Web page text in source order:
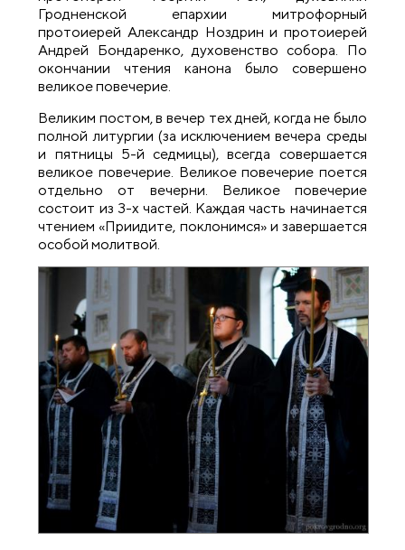
Гродненской епархии митрофорный
протоиерей Александр Ноздрин и протоиерей
Андрей Бондаренко, духовенство собора. По
окончании чтения канона было совершено
великое повечерие.
Великим постом, в вечер тех дней, когда не было
полной литургии (за исключением вечера среды
и пятницы 5-й седмицы), всегда совершается
великое повечерие. Великое повечерие поется
отдельно от вечерни. Великое повечерие
состоит из 3-х частей. Каждая часть начинается
чтением «Приидите, поклонимся» и завершается
особой молитвой.